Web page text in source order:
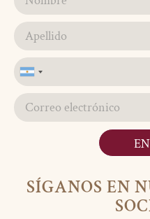
SÍGANOS EN
Argentina